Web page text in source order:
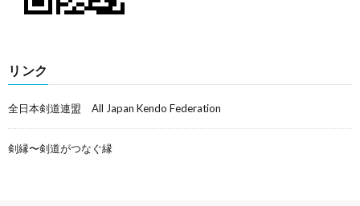
リンク
全日本剣道連盟 All Japan Kendo Federation
剣縁〜剣道がつなぐ縁